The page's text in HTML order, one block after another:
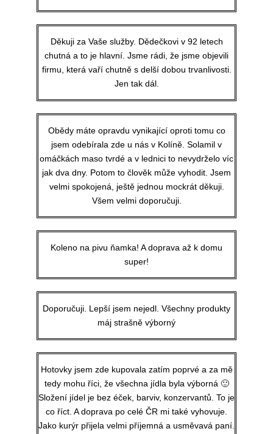
Děkuji za Vaše služby. Dědečkovi v 92 letech
chutná a to je hlavní. Jsme rádi, že jsme objevili
firmu, která vaří chutně s delší dobou trvanlivosti.
Jen tak dál.​
Obědy máte opravdu vynikající oproti tomu co
jsem odebírala zde u nás v Kolíně. Solamil v
omáčkách maso tvrdé a v lednici to nevydrželo víc
jak dva dny. Potom to člověk může vyhodit. Jsem
velmi spokojená, ještě jednou mockrát děkuji.
Všem velmi doporučuji.
Koleno na pivu ňamka! A doprava až k domu
super!
Doporučuji. Lepší jsem nejedl. Všechny produkty
máj strašně výborný
Hotovky jsem zde kupovala zatím poprvé a za mě
tedy mohu říci, že všechna jídla byla výborná 🙂
Složení jídel je bez éček, barviv, konzervantů. To je
co říct. A doprava po celé ČR mi také vyhovuje.
Jako kurýr přijela velmi příjemná a usměvavá paní.